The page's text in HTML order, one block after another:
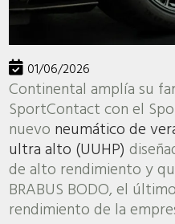
01/06/2026
Continental amplía su
SportContact con el
nuevo neumático de
ultra alto (UUHP)
de alto rendimiento y
BRABUS BODO, el
rendimiento de la